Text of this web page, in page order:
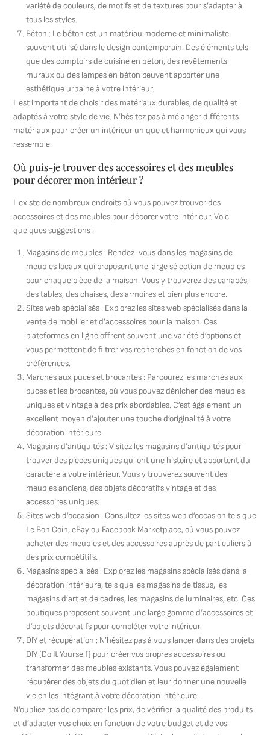
variété de couleurs, de motifs et de textures pour s’adapter à
tous les styles.
Béton : Le béton est un matériau moderne et minimaliste
souvent utilisé dans le design contemporain. Des éléments tels
que des comptoirs de cuisine en béton, des revêtements
muraux ou des lampes en béton peuvent apporter une
esthétique urbaine à votre intérieur.
Il est important de choisir des matériaux durables, de qualité et
adaptés à votre style de vie. N’hésitez pas à mélanger différents
matériaux pour créer un intérieur unique et harmonieux qui vous
ressemble.
Où puis-je trouver des accessoires et des meubles
pour décorer mon intérieur ?
Il existe de nombreux endroits où vous pouvez trouver des
accessoires et des meubles pour décorer votre intérieur. Voici
quelques suggestions :
Magasins de meubles : Rendez-vous dans les magasins de
meubles locaux qui proposent une large sélection de meubles
pour chaque pièce de la maison. Vous y trouverez des canapés,
des tables, des chaises, des armoires et bien plus encore.
Sites web spécialisés : Explorez les sites web spécialisés dans la
vente de mobilier et d’accessoires pour la maison. Ces
plateformes en ligne offrent souvent une variété d’options et
vous permettent de filtrer vos recherches en fonction de vos
préférences.
Marchés aux puces et brocantes : Parcourez les marchés aux
puces et les brocantes, où vous pouvez dénicher des meubles
uniques et vintage à des prix abordables. C’est également un
excellent moyen d’ajouter une touche d’originalité à votre
décoration intérieure.
Magasins d’antiquités : Visitez les magasins d’antiquités pour
trouver des pièces uniques qui ont une histoire et apportent du
caractère à votre intérieur. Vous y trouverez souvent des
meubles anciens, des objets décoratifs vintage et des
accessoires uniques.
Sites web d’occasion : Consultez les sites web d’occasion tels que
Le Bon Coin, eBay ou Facebook Marketplace, où vous pouvez
acheter des meubles et des accessoires auprès de particuliers à
des prix compétitifs.
Magasins spécialisés : Explorez les magasins spécialisés dans la
décoration intérieure, tels que les magasins de tissus, les
magasins d’art et de cadres, les magasins de luminaires, etc. Ces
boutiques proposent souvent une large gamme d’accessoires et
d’objets décoratifs pour compléter votre intérieur.
DIY et récupération : N’hésitez pas à vous lancer dans des projets
DIY (Do It Yourself) pour créer vos propres accessoires ou
transformer des meubles existants. Vous pouvez également
récupérer des objets du quotidien et leur donner une nouvelle
vie en les intégrant à votre décoration intérieure.
N’oubliez pas de comparer les prix, de vérifier la qualité des produits
et d’adapter vos choix en fonction de votre budget et de vos